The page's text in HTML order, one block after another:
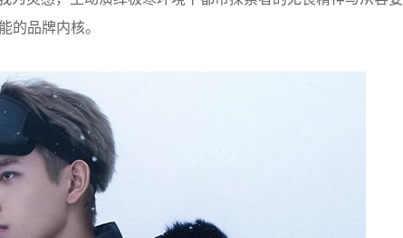
的品牌内核。